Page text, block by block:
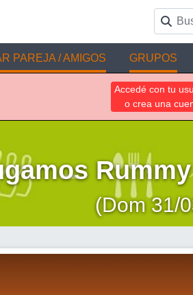
PAREJA / AMIGOS GRUPOS
Accedé con tu
o crea una
(Dom 31/